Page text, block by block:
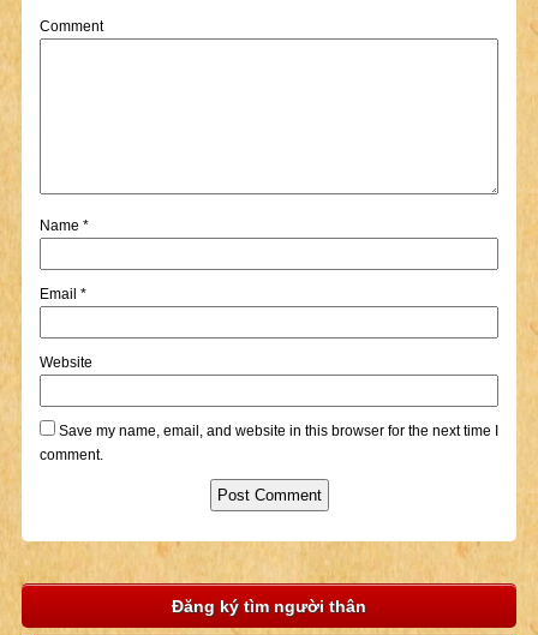
Comment
Name *
Email *
Website
Save my name, email, and website in this browser for the next time I
comment.
Đăng ký tìm người thân